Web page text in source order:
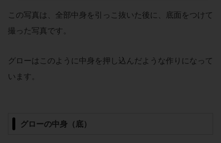
この写真は、全部中身を引っこ抜いた後に、底面をつけて
撮った写真です。
グローはこのように中身を押し込んだような作りになって
います。
グローの中身（底）